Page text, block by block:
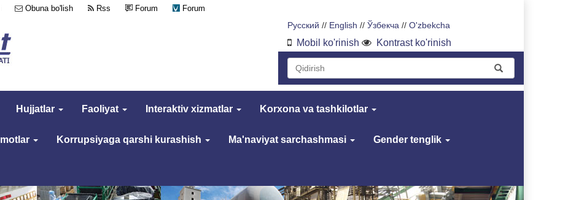
Obuna bo'lish Rss Forum
Forum
Русский // English // Ўзбекча // O'zbekcha
Mobil ko'rinish Kontrast ko'rinish
Hujjatlar Faoliyat Interaktiv xizmatlar Korxona va tashkilotlar
Korrupsiyaga qarshi kurashish Ma'naviyat sarchashmasi Gender tenglik